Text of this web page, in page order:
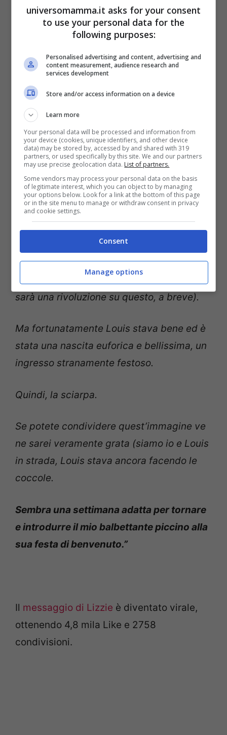
Alcuni dei presenti sono venuti poi a
trovarci in ospedale, una cosa in po’
confusa. C’era anche una signora del
Venezuela che piangeva dalla felicità.
C’è un lungo racconto sull’essere respinti
dall’ospedale un’ora prima che Luois
arrivasse e lo spinoso problema di come le
donne dovrebbero essere trattate durante
un travaglio precoce. (Sono certa che ci
sarà una rivoluzione su questo, a breve).
Ma fortunatamente Louis stava bene ed è
stata una nascita euforica e bellissima, un
ingresso stranamente festoso.
Quindi, la sciarpa.
Se potete condividere quest’immagine ve
ne sarei veramente grata (siamo io e Louis
in strada, Louis stava ancora facendo le
coccole.
Sembra una settimana adatta per tornare
e introdurre il mio balbettante piccino alla
sua festa di benvenuto.”
Il messaggio di Lizzie è diventato virale,
ottenendo 4,8 mila Like e 2758
condivisioni.
universomamma.it asks for your consent
to use your personal data for the
following purposes:
Personalised advertising and content, advertising and
content measurement, audience research and
services development
Store and/or access information on a device
Learn more
Your personal data will be processed and information from
your device (cookies, unique identifiers, and other device
data) may be stored by, accessed by and shared with 319
partners, or used specifically by this site. We and our partners
may use precise geolocation data. List of partners.
Some vendors may process your personal data on the basis
of legitimate interest, which you can object to by managing
your options below. Look for a link at the bottom of this page
or in the site menu to manage or withdraw consent in privacy
and cookie settings.
Consent
Manage options